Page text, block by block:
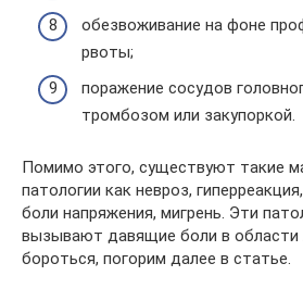
обезвоживание на фоне
рвоты;
поражение сосудов
тромбозом или закупоркой.
Помимо этого, существуют такие
патологии как невроз,
боли напряжения, мигрень. Эти
вызывают давящие боли в области
бороться, погорим далее в статье.